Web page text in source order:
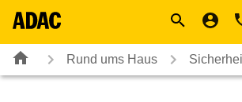
Rund ums Haus